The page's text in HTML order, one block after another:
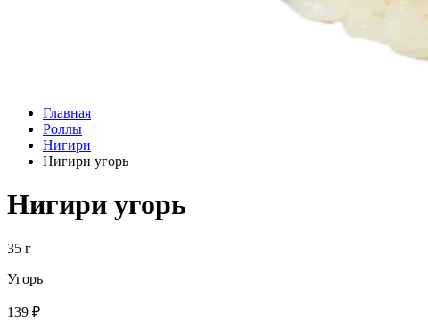
Главная
Роллы
Нигири
Нигири угорь
Нигири угорь
35 г
Угорь
139 ₽